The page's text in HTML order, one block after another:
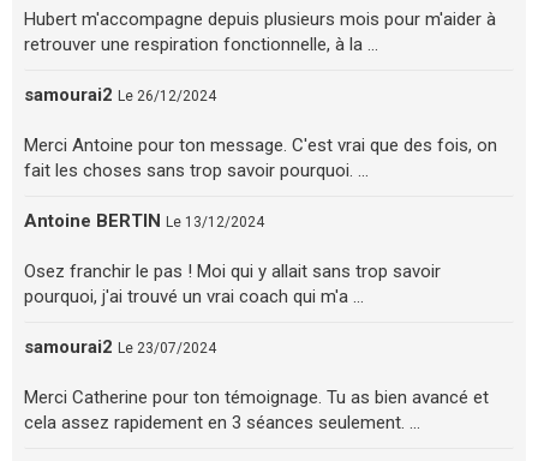
Hubert m'accompagne depuis plusieurs mois pour m'aider à
retrouver une respiration fonctionnelle, à la ...
samourai2 Le 26/12/2024
Merci Antoine pour ton message. C'est vrai que des fois, on
fait les choses sans trop savoir pourquoi. ...
Antoine BERTIN Le 13/12/2024
Osez franchir le pas ! Moi qui y allait sans trop savoir
pourquoi, j'ai trouvé un vrai coach qui m'a ...
samourai2 Le 23/07/2024
Merci Catherine pour ton témoignage. Tu as bien avancé et
cela assez rapidement en 3 séances seulement. ...